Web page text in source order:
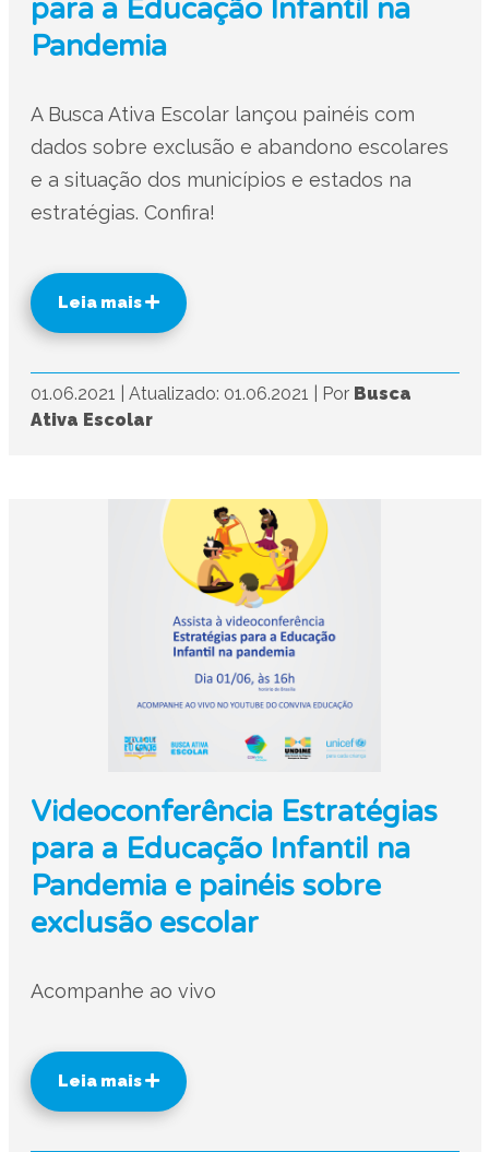
para a Educação Infantil na
Pandemia
A Busca Ativa Escolar lançou painéis com
dados sobre exclusão e abandono escolares
e a situação dos municípios e estados na
estratégias. Confira!
Leia mais
01.06.2021 Atualizado: 01.06.2021 Por Busca
Ativa Escolar
Videoconferência Estratégias
para a Educação Infantil na
Pandemia e painéis sobre
exclusão escolar
Acompanhe ao vivo
Leia mais